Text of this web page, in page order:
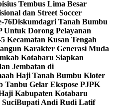
Tembus Lima Besar
dan Street Soccer
76Diskumdagri Tanah Bumbu
Dorong Pelayanan
Kecamatan Kusan Tengah
Karakter Generasi Muda
Kotabaru Siapkan
Jembatan di
Haji Tanah Bumbu Kloter
Tanbu Gelar Ekspose PJPK
Kabupaten Kotabaru
SuciBupati Andi Rudi Latif